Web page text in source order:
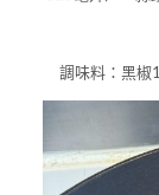
調味料：黑